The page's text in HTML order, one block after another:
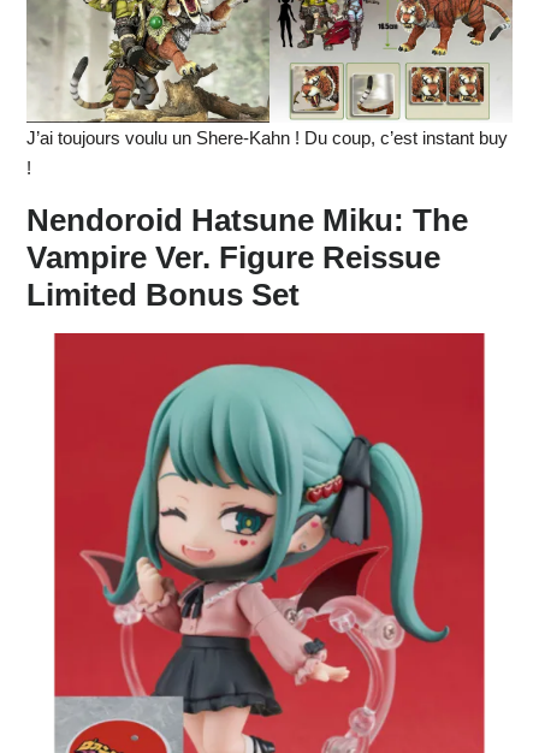
J’ai toujours voulu un Shere-Kahn ! Du coup, c’est instant buy
!
Nendoroid Hatsune Miku: The
Vampire Ver. Figure Reissue
Limited Bonus Set